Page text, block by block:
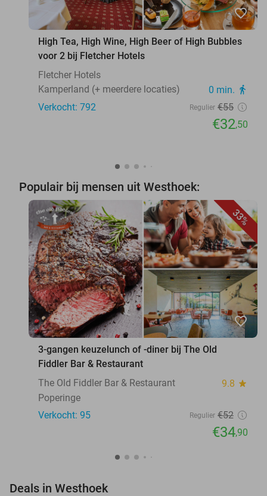
favorite_border
High Tea, High Wine, High Beer of High Bubbles
voor 2 bij Fletcher Hotels
Fletcher Hotels
Kamperland (+ meerdere locaties)
0 min. directions_walk
Verkocht: 792 Regulier €55
€32,50
Populair bij mensen uit Westhoek:
33%
favorite_border
3-gangen keuzelunch of -diner bij The Old
Fiddler Bar & Restaurant
The Old Fiddler Bar & Restaurant
9.8 star
Poperinge
Verkocht: 95
Regulier €52
€34,90
Deals in Westhoek